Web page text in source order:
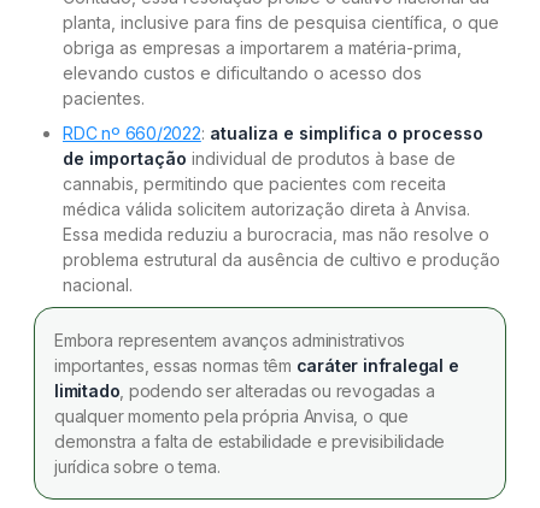
planta, inclusive para fins de pesquisa científica, o que
obriga as empresas a importarem a matéria-prima,
elevando custos e dificultando o acesso dos
pacientes.
RDC nº 660/2022: atualiza e simplifica o processo
de importação individual de produtos à base de
cannabis, permitindo que pacientes com receita
médica válida solicitem autorização direta à Anvisa.
Essa medida reduziu a burocracia, mas não resolve o
problema estrutural da ausência de cultivo e produção
nacional.
Embora representem avanços administrativos
importantes, essas normas têm caráter infralegal e
limitado , podendo ser alteradas ou revogadas a
qualquer momento pela própria Anvisa, o que
demonstra a falta de estabilidade e previsibilidade
jurídica sobre o tema.